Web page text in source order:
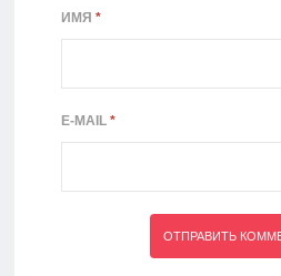
ИМЯ *
E-MAIL *